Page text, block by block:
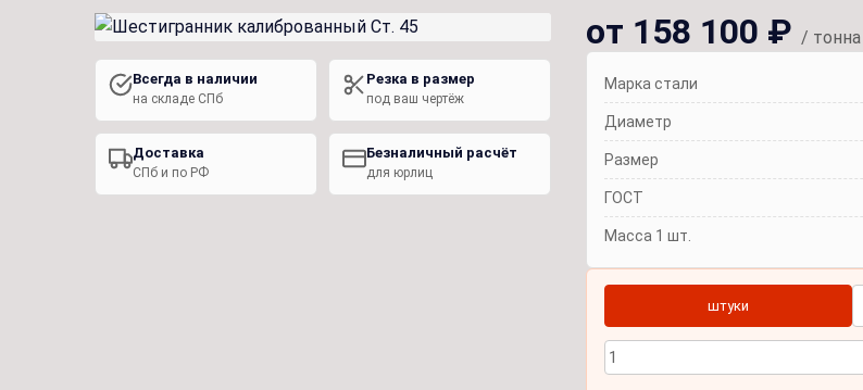
Всегда в наличии
на складе СПб
Резка в размер
под ваш чертёж
Доставка
СПб и по РФ
Безналичный расчёт
для юрлиц
от 158 100 ₽ / тонна
Марка стали
Диаметр
Размер
ГОСТ
Масса 1 шт.
штуки